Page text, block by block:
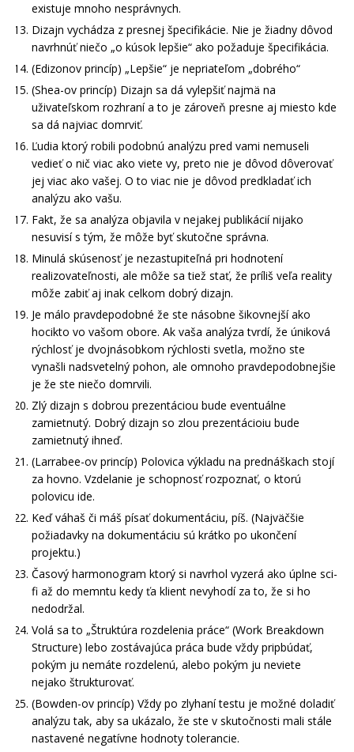
existuje mnoho nesprávnych.
Dizajn vychádza z presnej špecifikácie. Nie je žiadny dôvod
navrhnúť niečo „o kúsok lepšie“ ako požaduje špecifikácia.
(Edizonov princíp) „Lepšie“ je nepriateľom „dobrého“
(Shea-ov princíp) Dizajn sa dá vylepšiť najmä na
uživateľskom rozhraní a to je zároveň presne aj miesto kde
sa dá najviac domrviť.
Ľudia ktorý robili podobnú analýzu pred vami nemuseli
vedieť o nič viac ako viete vy, preto nie je dôvod dôverovať
jej viac ako vašej. O to viac nie je dôvod predkladať ich
analýzu ako vašu.
Fakt, že sa analýza objavila v nejakej publikácií nijako
nesuvisí s tým, že môže byť skutočne správna.
Minulá skúsenosť je nezastupiteľná pri hodnotení
realizovateľnosti, ale môže sa tiež stať, že príliš veľa reality
môže zabiť aj inak celkom dobrý dizajn.
Je málo pravdepodobné že ste násobne šikovnejší ako
hocikto vo vašom obore. Ak vaša analýza tvrdí, že úniková
rýchlosť je dvojnásobkom rýchlosti svetla, možno ste
vynašli nadsvetelný pohon, ale omnoho pravdepodobnejšie
je že ste niečo domrvili.
Zlý dizajn s dobrou prezentáciou bude eventuálne
zamietnutý. Dobrý dizajn so zlou prezentácioiu bude
zamietnutý ihneď.
(Larrabee-ov princíp) Polovica výkladu na prednáškach stojí
za hovno. Vzdelanie je schopnosť rozpoznať, o ktorú
polovicu ide.
Keď váhaš či máš písať dokumentáciu, píš. (Najväčšie
požiadavky na dokumentáciu sú krátko po ukončení
projektu.)
Časový harmonogram ktorý si navrhol vyzerá ako úplne sci-
fi až do memntu kedy ťa klient nevyhodí za to, že si ho
nedodržal.
Volá sa to „Štruktúra rozdelenia práce“ (Work Breakdown
Structure) lebo zostávajúca práca bude vždy pripbúdať,
pokým ju nemáte rozdelenú, alebo pokým ju neviete
nejako štrukturovať.
(Bowden-ov princíp) Vždy po zlyhaní testu je možné doladiť
analýzu tak, aby sa ukázalo, že ste v skutočnosti mali stále
nastavené negatívne hodnoty tolerancie.